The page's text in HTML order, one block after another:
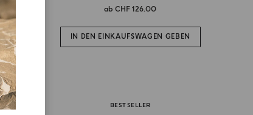
ab CHF 126.00
IN DEN EINKAUFSWAGEN GEBEN
BEST SELLER